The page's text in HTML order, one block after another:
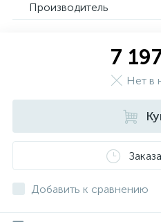
Производитель
7
Нет в
Добавить к сравнению